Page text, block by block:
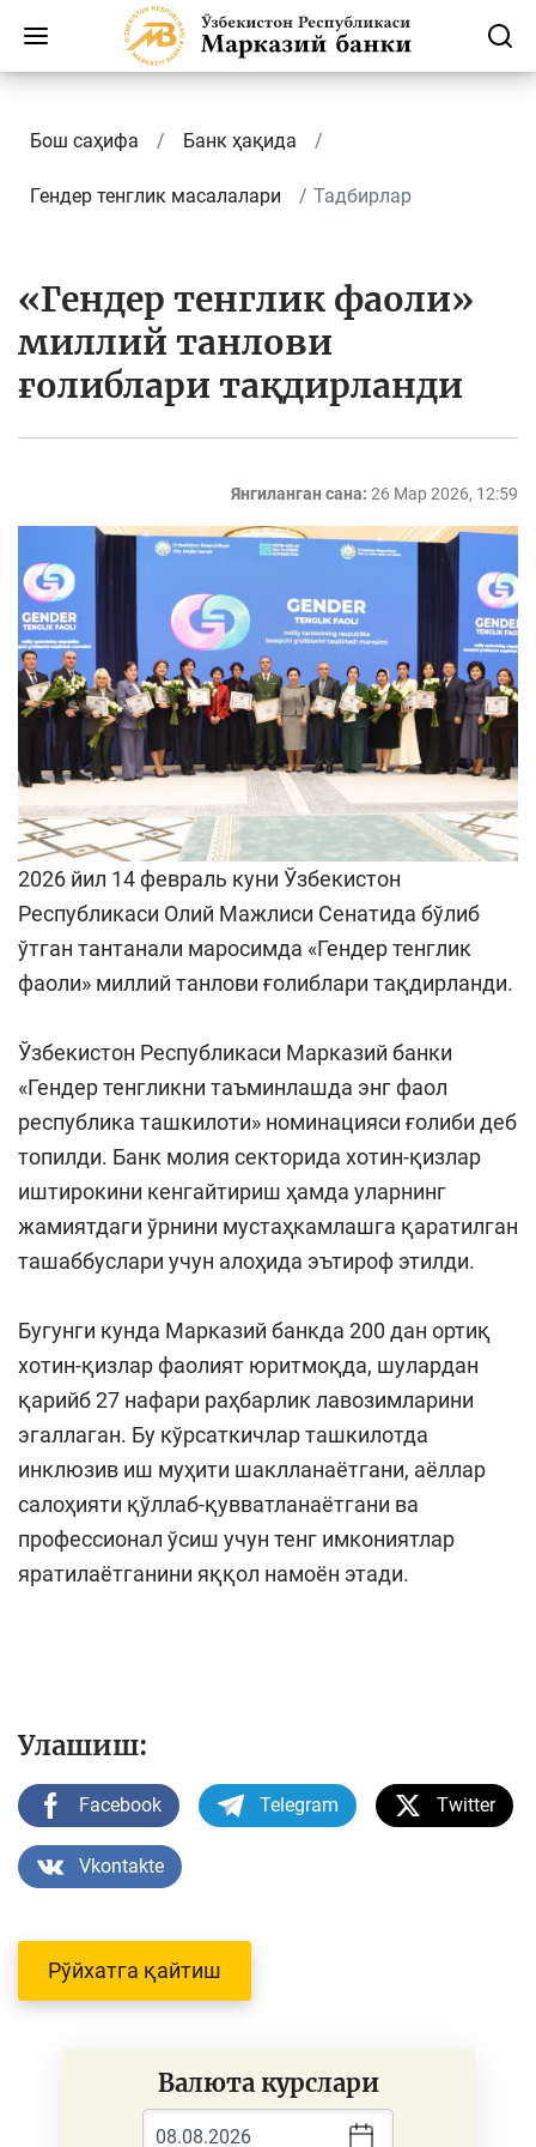
Бош саҳифа Банк ҳақида
Гендер тенглик масалалари Тадбирлар
«Гендер тенглик фаоли»
миллий танлови
ғолиблари тақдирланди
Янгиланган сана: 26 Мар 2026, 12:59
2026 йил 14 февраль куни Ўзбекистон
Республикаси Олий Мажлиси Сенатида бўлиб
ўтган тантанали маросимда «Гендер тенглик
фаоли» миллий танлови ғолиблари тақдирланди.
Ўзбекистон Республикаси Марказий банки
«Гендер тенгликни таъминлашда энг фаол
республика ташкилоти» номинацияси ғолиби деб
топилди. Банк молия секторида хотин-қизлар
иштирокини кенгайтириш ҳамда уларнинг
жамиятдаги ўрнини мустаҳкамлашга қаратилган
ташаббуслари учун алоҳида эътироф этилди.
Бугунги кунда Марказий банкда 200 дан ортиқ
хотин-қизлар фаолият юритмоқда, шулардан
қарийб 27 нафари раҳбарлик лавозимларини
эгаллаган. Бу кўрсаткичлар ташкилотда
инклюзив иш муҳити шаклланаётгани, аёллар
салоҳияти қўллаб-қувватланаётгани ва
профессионал ўсиш учун тенг имкониятлар
яратилаётганини яққол намоён этади.
Улашиш:
Facebook Telegram Twitter
Vkontakte
Рўйхатга қайтиш
Валюта курслари